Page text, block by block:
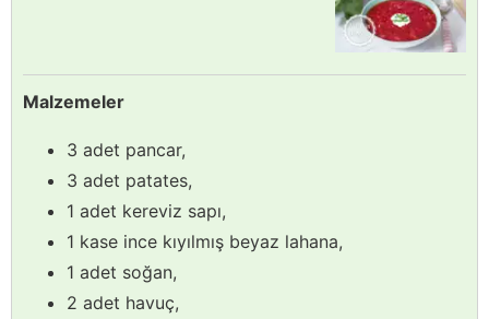
Malzemeler
3 adet pancar,
3 adet patates,
1 adet kereviz sapı,
1 kase ince kıyılmış beyaz lahana,
1 adet soğan,
2 adet havuç,